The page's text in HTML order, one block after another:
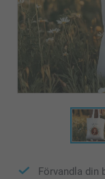
Förvandla din